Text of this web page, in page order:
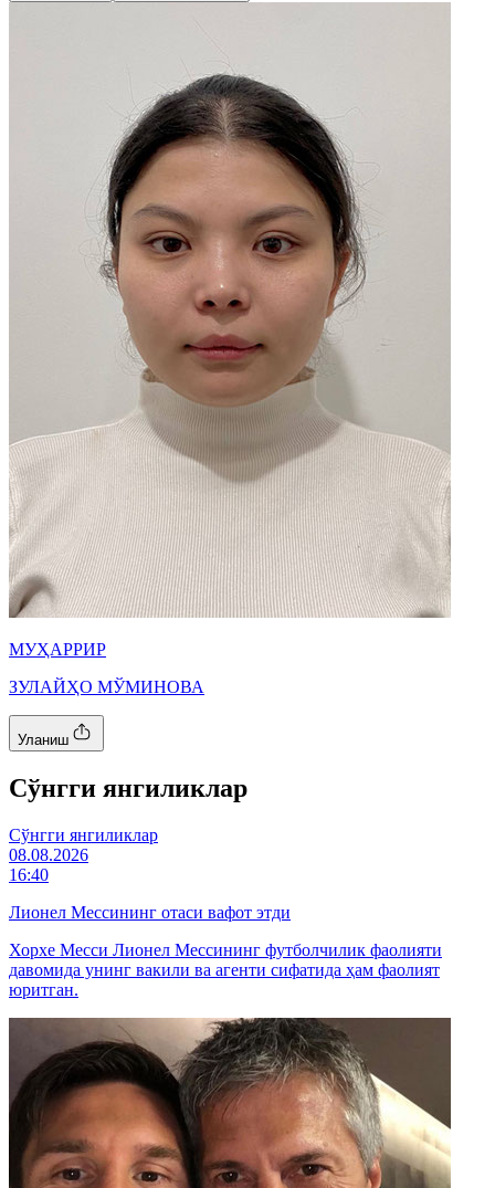
МУҲАРРИР
ЗУЛАЙҲО МЎМИНОВА
Уланиш
Cўнгги янгиликлар
Cўнгги янгиликлар
08.08.2026
16:40
Лионел Мессининг отаси вафот этди
Хорхе Месси Лионел Мессининг футболчилик фаолияти
давомида унинг вакили ва агенти сифатида ҳам фаолият
юритган.